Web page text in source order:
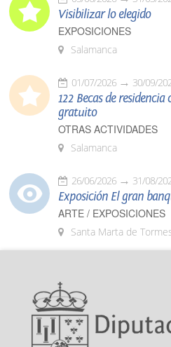
Visibilizar lo elegido
EXPOSICIONES
Salamanca
01/07/2026 30/09/
122 Becas de
gratuito
OTRAS ACTIVIDADES
Salamanca
26/06/2026 31/08/
Exposición El gran
ARTE / EXPOSICIONES
Santa Marta de